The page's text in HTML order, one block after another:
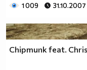
1 009 31.10.2007
Chipmunk feat.